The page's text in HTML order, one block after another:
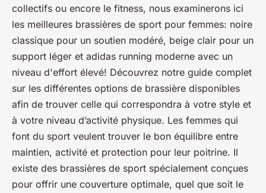
collectifs ou encore le fitness, nous examinerons ici
les meilleures brassières de sport pour femmes: noire
classique pour un soutien modéré, beige clair pour un
support léger et adidas running moderne avec un
niveau d'effort élevé! Découvrez notre guide complet
sur les différentes options de brassière disponibles
afin de trouver celle qui correspondra à votre style et
à votre niveau d’activité physique. Les femmes qui
font du sport veulent trouver le bon équilibre entre
maintien, activité et protection pour leur poitrine. Il
existe des brassières de sport spécialement conçues
pour offrir une couverture optimale, quel que soit le